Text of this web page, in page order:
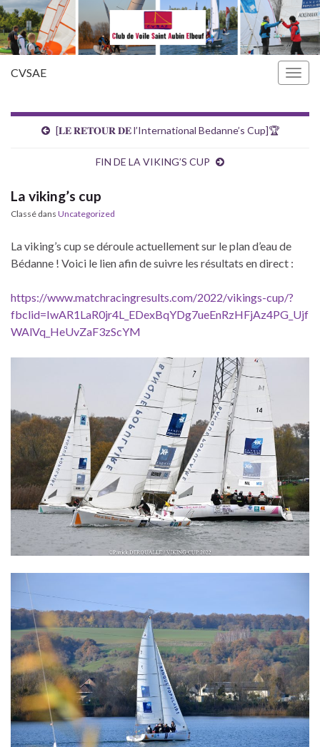
CVSAE
[𝐋𝐄 𝐑𝐄𝐓𝐎𝐔𝐑 𝐃𝐄 l’International Bedanne’s Cup]🏆
FIN DE LA VIKING’S CUP
La viking’s cup
Classé dans Uncategorized
La viking’s cup se déroule actuellement sur le plan d’eau de
Bédanne ! Voici le lien afin de suivre les résultats en direct :
https://www.matchracingresults.com/2022/vikings-cup/?
fbclid=IwAR1LaR0jr4L_EDexBqYDg7ueEnRzHFjAz4PG_Ujf
WAlVq_HeUvZaF3zScYM